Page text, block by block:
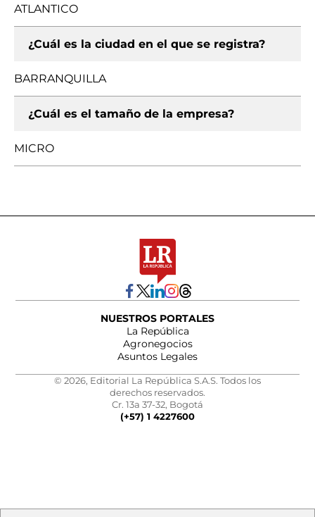
ATLANTICO
¿Cuál es la ciudad en el que se registra?
BARRANQUILLA
¿Cuál es el tamaño de la empresa?
MICRO
NUESTROS PORTALES
La República
Agronegocios
Asuntos Legales
© 2026, Editorial La República S.A.S. Todos los
derechos reservados.
Cr. 13a 37-32, Bogotá
(+57) 1 4227600